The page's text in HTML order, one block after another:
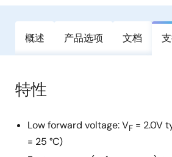
概述 产品选项 文档
特性
Low forward voltage: VF = 2.0V
= 25 °C)